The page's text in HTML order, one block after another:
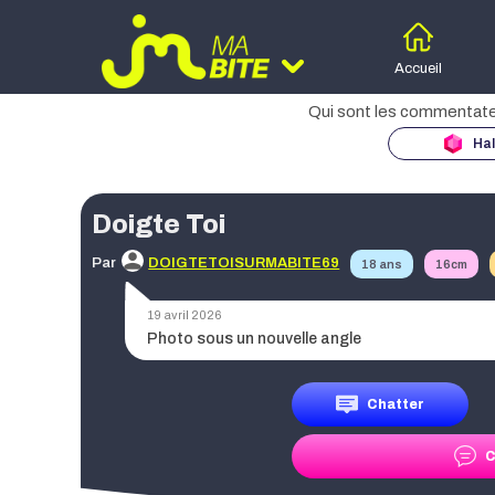
Accueil
Age
Taille
Région
Doigte Toi
Par DOIGTETOISURMABITE69 18 ans 16cm
19 avril 2026
Photo sous un nouvelle angle
Chatter